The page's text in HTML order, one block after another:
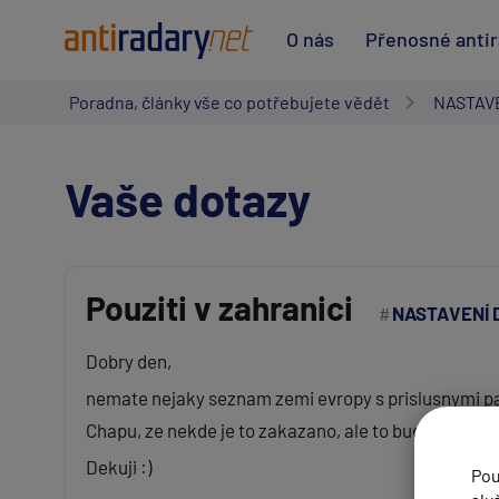
O nás Přenosné
Poradna, články vše co potřebujete vědět
Vaše dotazy
Vaše jméno:
Váš e-mail:
Pouziti v zahranici NASTAVENÍ
Dobry den,
nemate nejaky seznam zemi evropy s prislusnymi
Chapu, ze nekde je to zakazano, ale to budu rest az
Dekuji :)